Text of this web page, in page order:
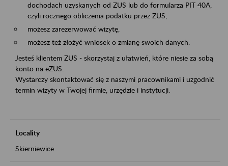
dochodach uzyskanych od ZUS lub do formularza PIT 40A,
czyli rocznego obliczenia podatku przez ZUS,
możesz zarezerwować wizytę,
możesz też złożyć wniosek o zmianę swoich danych.
Jesteś klientem ZUS - skorzystaj z ułatwień, które niesie za sobą
konto na eZUS.
Wystarczy skontaktować się z naszymi pracownikami i uzgodnić
termin wizyty w Twojej firmie, urzędzie i instytucji.
Locality
Skierniewice